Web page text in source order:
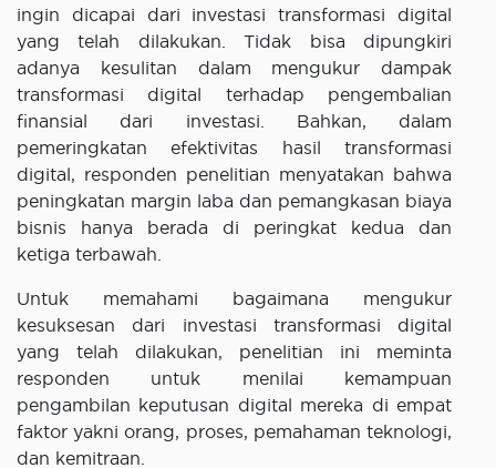
ingin dicapai dari investasi transformasi digital
yang telah dilakukan. Tidak bisa dipungkiri
adanya kesulitan dalam mengukur dampak
transformasi digital terhadap pengembalian
finansial dari investasi. Bahkan, dalam
pemeringkatan efektivitas hasil transformasi
digital, responden penelitian menyatakan bahwa
peningkatan margin laba dan pemangkasan biaya
bisnis hanya berada di peringkat kedua dan
ketiga terbawah.
Untuk memahami bagaimana mengukur
kesuksesan dari investasi transformasi digital
yang telah dilakukan, penelitian ini meminta
responden untuk menilai kemampuan
pengambilan keputusan digital mereka di empat
faktor yakni orang, proses, pemahaman teknologi,
dan kemitraan.